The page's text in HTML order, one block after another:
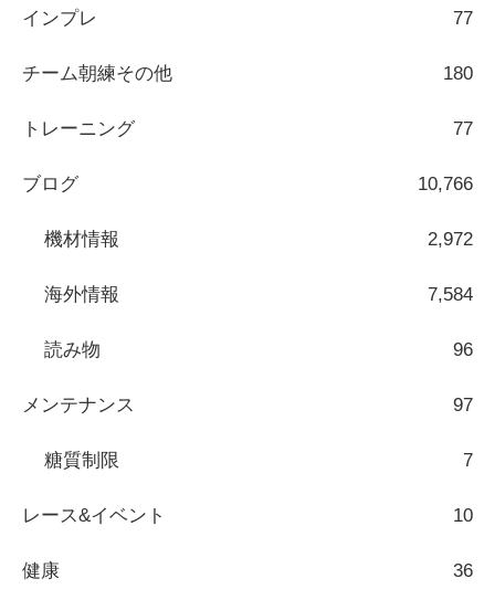
インプレ 77
チーム朝練その他 180
トレーニング 77
ブログ 10,766
機材情報 2,972
海外情報 7,584
読み物 96
メンテナンス 97
糖質制限 7
レース&イベント 10
健康 36